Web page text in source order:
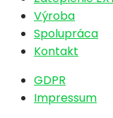
Výroba
Spolupráca
Kontakt
GDPR
Impressum